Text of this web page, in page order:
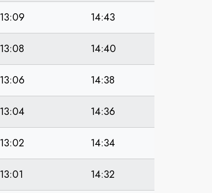
13:09 14:43
13:08 14:40
13:06 14:38
13:04 14:36
13:02 14:34
13:01 14:32